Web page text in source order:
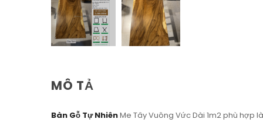
MÔ TẢ
Bàn Gỗ Tự NhiênMe Tây Vuông Vức Dài 1m2 phù hợp